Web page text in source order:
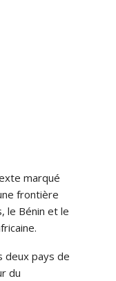
marqué
frontière
le Bénin et le
deux pays de
du